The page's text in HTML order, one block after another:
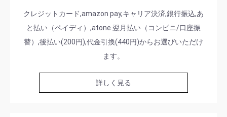
クレジットカード,amazon pay,キャリア決済,銀行振込,あ
と払い（ペイディ）,atone 翌月払い（コンビニ/口座振
替）,後払い(200円),代金引換(440円)からお選びいただけ
ます。
詳しく見る